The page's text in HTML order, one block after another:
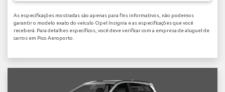
As especificações mostradas são apenas para fins informativos, não podemos
garantir o modelo exato do veículo Opel Insignia e as especificações que você
receberá. Para detalhes específicos, você deve verificar com a empresa de aluguel de
carros em Pico Aeroporto.